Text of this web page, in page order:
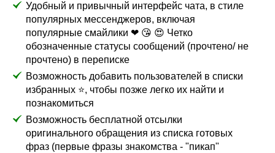
Удобный и привычный интерфейс чата, в стиле
популярных мессенджеров, включая
популярные смайлики ❤ 😘 😍 Четко
обозначенные статусы сообщений (прочтено/ не
прочтено) в переписке
Возможность добавить пользователей в списки
избранных ⭐, чтобы позже легко их найти и
познакомиться
Возможность бесплатной отсылки
оригинального обращения из списка готовых
фраз (первые фразы знакомства - "пикап"